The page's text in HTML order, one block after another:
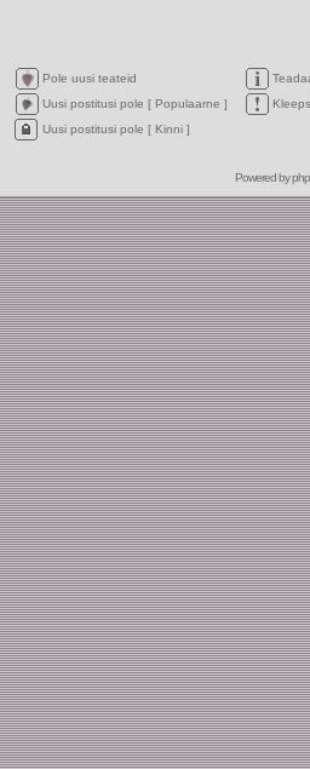
Pole uusi teateid
Uusi postitusi pole [ Populaarne ]
Kleeps
Uusi postitusi pole [ Kinni ]
Powered by